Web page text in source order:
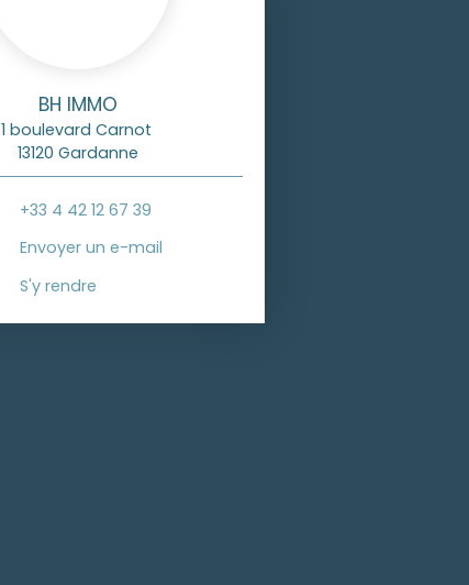
BH IMMO
1 boulevard Carnot
13120 Gardanne
+33 4 42 12 67 39
Envoyer un e-mail
S'y rendre